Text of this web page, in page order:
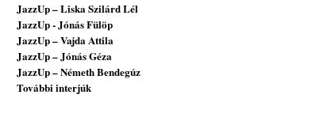
JazzUp – Liska Szilárd Lél
JazzUp - Jónás Fülöp
JazzUp – Vajda Attila
JazzUp – Jónás Géza
JazzUp – Németh Bendegúz
További interjúk